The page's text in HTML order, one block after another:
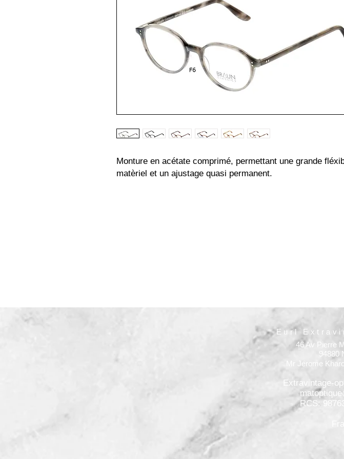
Monture en acétate comprimé, permettant une grande
matèriel et un ajustage quasi permanent.
Eurl
46 Av Pierre
94880
Mr Jérome
Extravintage-
RCS: